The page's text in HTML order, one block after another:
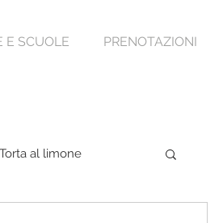
E SCUOLE PRENOTAZIONI
Torta al limone